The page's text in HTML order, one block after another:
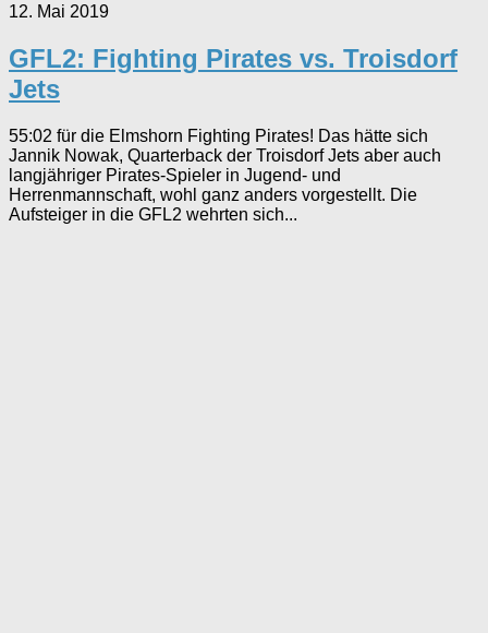
12. Mai 2019
GFL2: Fighting Pirates vs. Troisdorf
Jets
55:02 für die Elmshorn Fighting Pirates! Das hätte sich
Jannik Nowak, Quarterback der Troisdorf Jets aber auch
langjähriger Pirates-Spieler in Jugend- und
Herrenmannschaft, wohl ganz anders vorgestellt. Die
Aufsteiger in die GFL2 wehrten sich...